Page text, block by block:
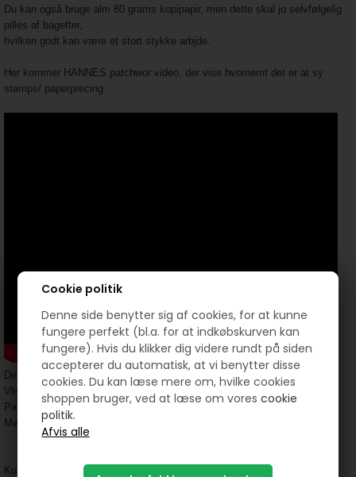
Cookie politik
Denne side benytter sig af cookies, for at kunne
fungere perfekt (bl.a. for at indkøbskurven kan
fungere). Hvis du klikker dig videre rundt på siden
accepterer du automatisk, at vi benytter disse
cookies. Du kan læse mere om, hvilke cookies
shoppen bruger, ved at læse om vorescookie
politik.
Du kan også bruge alm 80 grams kopipapir, men dette skal jo selvfølgelig
pilles af bagefter,
hvilken godt kan være et stort stykke arbjde.
Her kommer HANNES patchwor video, der vise hvornemt det er at sy
stamps/ paperprecing
Der bliver brugt:
Vliseline L 11
Patchwork stof
sytråd
Mønster til “Projekt Puttetæppe” blok eller anden stamps mønster.
Kunne du tænke dig flere af disse gratis inspiration og gode fif ??